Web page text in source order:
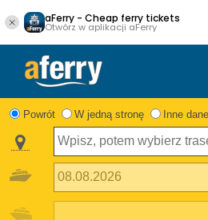
aFerry - Cheap ferry tickets
Otwórz w aplikacji aFerry
Powrót W jedną stronę Inne